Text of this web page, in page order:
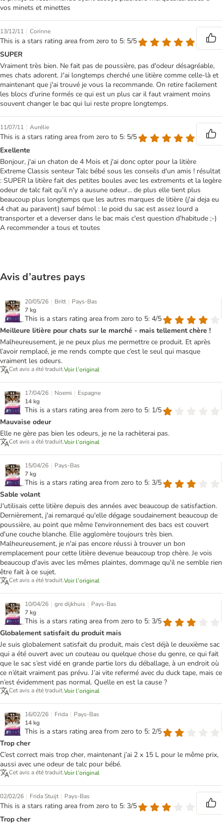
vos minets et minettes
13/12/11 | Corinne
This is a stars rating area from zero to 5: 5/5
SUPER
Vraiment très bien. Ne fait pas de poussière, pas d'odeur désagréable,
mes chats adorent. J'ai longtemps cherché une litière comme celle-là et
maintenant que j'ai trouvé je vous la recommande. On retire facilement
les blocs d'urine formés ce qui est un plus car il faut vraiment moins
souvent changer le bac qui lui reste propre longtemps.
11/07/11 | Aurélie
This is a stars rating area from zero to 5: 5/5
Exellente
Bonjour, j'ai un chaton de 4 Mois et j'ai donc opter pour la litière
Extreme Classis senteur Talc bébé sous les conseils d'un amis ! résultat
: SUPER la litière fait des petites boules avec les extrements et la legère
odeur de talc fait qu'il n'y a ausune odeur... de plus elle tient plus
beaucoup plus longtemps que les autres marques de litière (j'ai deja eu
4 chat au paravent) sauf bémol : le poid du sac est assez lourd a
transporter et a deverser dans le bac mais c'est question d'habitude ;-)
A recommender a tous et toutes
Avis d’autres pays
20/05/26 | Britt | Pays-Bas
7 kg
This is a stars rating area from zero to 5: 4/5
Meilleure litière pour chats sur le marché - mais tellement chère !
Malheureusement, je ne peux plus me permettre ce produit. Et après
l’avoir remplacé, je me rends compte que c’est le seul qui masque
vraiment les odeurs.
Cet avis a été traduit.Voir l’original
17/04/26 | Noemi | Espagne
14 kg
This is a stars rating area from zero to 5: 1/5
Mauvaise odeur
Elle ne gère pas bien les odeurs, je ne la rachèterai pas.
Cet avis a été traduit.Voir l’original
15/04/26 | Pays-Bas
7 kg
This is a stars rating area from zero to 5: 3/5
Sable volant
J'utilisais cette litière depuis des années avec beaucoup de satisfaction.
Dernièrement, j'ai remarqué qu'elle dégage soudainement beaucoup de
poussière, au point que même l'environnement des bacs est couvert
d'une couche blanche. Elle agglomère toujours très bien.
Malheureusement, je n'ai pas encore réussi à trouver un bon
remplacement pour cette litière devenue beaucoup trop chère. Je vois
beaucoup d'avis avec les mêmes plaintes, dommage qu'il ne semble rien
être fait à ce sujet.
Cet avis a été traduit.Voir l’original
10/04/26 | gre dijkhuis | Pays-Bas
7 kg
This is a stars rating area from zero to 5: 3/5
Globalement satisfait du produit mais
Je suis globalement satisfait du produit, mais c’est déjà le deuxième sac
qui a été ouvert avec un couteau ou quelque chose du genre, ce qui fait
que le sac s’est vidé en grande partie lors du déballage, à un endroit où
ce n’était vraiment pas prévu. J’ai vite refermé avec du duck tape, mais ce
n’est évidemment pas normal. Quelle en est la cause ?
Cet avis a été traduit.Voir l’original
16/02/26 | Frida | Pays-Bas
14 kg
This is a stars rating area from zero to 5: 2/5
Trop cher
C’est correct mais trop cher, maintenant j’ai 2 x 15 L pour le même prix,
aussi avec une odeur de talc pour bébé.
Cet avis a été traduit.Voir l’original
02/02/26 | Frida Stuijt | Pays-Bas
This is a stars rating area from zero to 5: 3/5
Trop cher